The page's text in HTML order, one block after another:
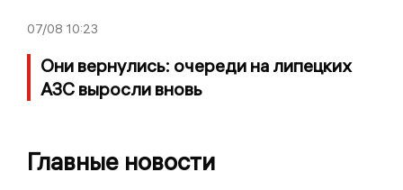
07/08 10:23
Они вернулись: очереди на липецких
АЗС выросли вновь
Главные новости